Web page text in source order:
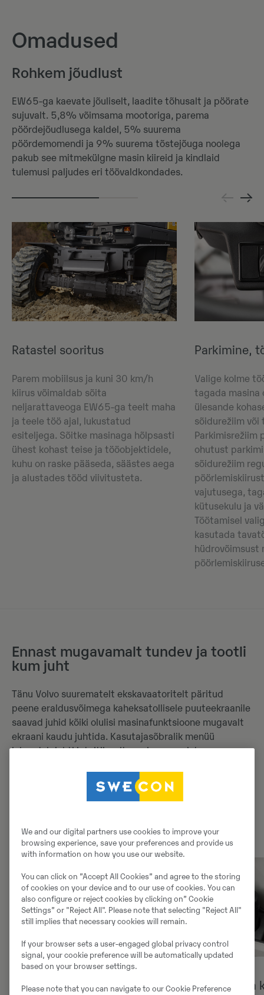
Omadused
Rohkem jõudlust
EW65-ga kaevate jõuliselt, laadite tõhusalt ja pöörate
sujuvalt. 5,8% võimsama mootoriga, parema
pöördejõudlusega kaldel, 5% suurema
pöördemomendi ja 9% suurema tõstejõuga noolega
pakub see mitmekülgne masin kiireid ja kindlaid
tulemusi paljudes eri töövaldkondades.
Ratastel sooritus
Parem mobiilsus ja kuni 30 km/h
kiirus võimaldab sõita
neljarattaveoga EW65-ga teelt maha
ja teele töö ajal, lukustatud
esiteljega. Sõitke masinaga hõlpsasti
ühest kohast teise ja tööobjektidele,
kuhu on raske pääseda, säästes aega
ja alustades tööd viivitusteta.
Parkimine,
Valige kolme
tagada masina
ülesande
sõidurežiim või
Parkimisrežiim
ohutust
sõidurežiim
vajutusega,
kütusekulu ja
Töötamisel
kasutada
hüdrovõimsust
Ennast mugavamalt tundev ja tootli
kum juht
Tänu Volvo suurematelt ekskavaatoritelt päritud
peene eraldusvõimega kaheksatollisele puuteekraanile
saavad juhid kõiki olulisi masinafunktsioone mugavalt
ekraani kaudu juhtida. Kasutajasõbralik menüü
juhendab juhti intuitiivselt masina peamiste
eelseadistamine ja valik, taga- ning külgkaamera
vaade, mobiiltelefoni Bluetooth-sidumine ja
Uued mugavustasemed Mugavus ja
We and our digital partners use cookies to improve your
browsing experience, save your preferences and provide us
with information on how you use our website.
You can click on ”Accept All Cookies” and agree to the storing
of cookies on your device and to our use of cookies. You can
also configure or reject cookies by clicking on” Cookie
Settings” or "Reject All". Please note that selecting "Reject All"
still implies that necessary cookies will remain.
If your browser sets a user-engaged global privacy control
signal, your cookie preference will be automatically updated
based on your browser settings.
Please note that you can navigate to our Cookie Preference